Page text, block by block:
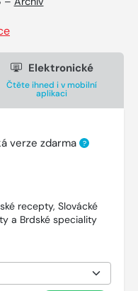
Elektronické
Čtěte ihned i v mobilní
aplikaci
verze zdarma ?
recepty, Slovácké
a Brdské speciality